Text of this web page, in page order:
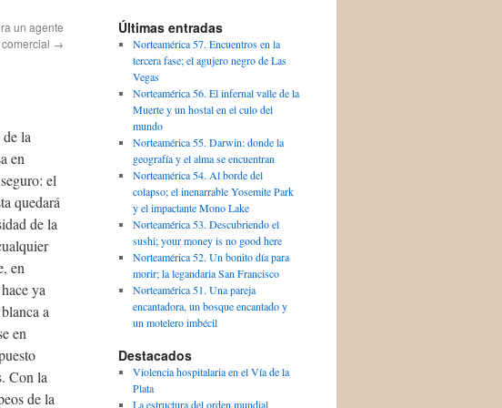
un agente
comercial →
la
en
el
quedará
de la
en
ya
a
en
Con la
de la
Últimas entradas
Norteamérica 57. Encuentros en la
tercera fase; el agujero negro de Las
Vegas
Norteamérica 56. El infernal valle de la
Muerte y un hostal en el culo del
mundo
Norteamérica 55. Darwin: donde la
geografía y el alma se encuentran
Norteamérica 54. Al borde del
colapso; el inenarrable Yosemite Park
y el impactante Mono Lake
Norteamérica 53. Descubriendo el
sushi; your money is no good here
Norteamérica 52. Un bonito día para
morir; la legandaria San Francisco
Norteamérica 51. Una pareja
encantadora, un bosque encantado y
un motelero imbécil
Destacados
Violencia hospitalaria en el Vía de la
Plata
La estructura del orden mundial